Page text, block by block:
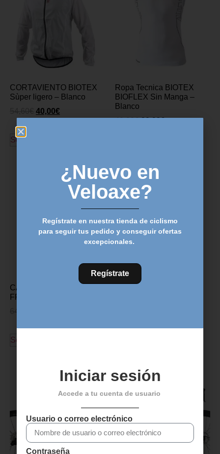
CORTAVIENTO BIOTEX
Sùper ligero – Blanco
40,00€
Seleccionar opciones
Ropa Tecnica BIOTEX
BIOFLEX Sin Manga –
Blanco
49,99€ 39,99€
CASCO MTB SUOMY
FREE – Blanco
Seleccionar opciones
¿Nuevo en
Veloaxe?
Regístrate en nuestra tienda de ciclismo
para seguir tus pedido y conseguir ofertas
excepcionales.
Regístrate
Iniciar sesión
Accede a tu cuenta de usuario
Usuario o correo electrónico
Contraseña